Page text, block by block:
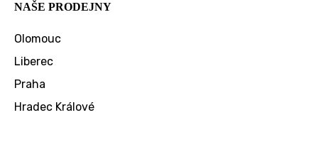
NAŠE PRODEJNY
Olomouc
Liberec
Praha
Hradec Králové